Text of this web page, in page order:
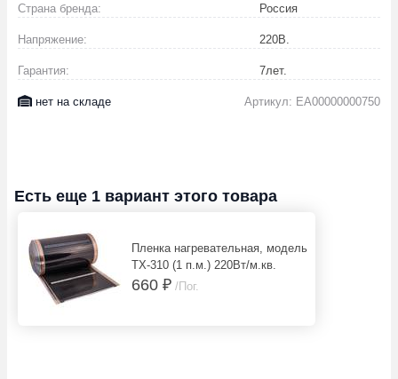
Страна бренда: Россия
Напряжение: 220В.
Гарантия: 7лет.
нет на складе Артикул: EA00000000750
Есть еще 1 вариант этого товара
Пленка нагревательная, модель
ТХ-310 (1 п.м.) 220Вт/м.кв.
660 ₽ /Пог.